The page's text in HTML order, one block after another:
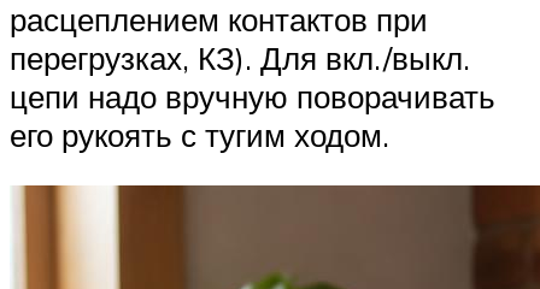
расцеплением контактов при
перегрузках, КЗ). Для вкл./выкл.
цепи надо вручную поворачивать
его рукоять с тугим ходом.